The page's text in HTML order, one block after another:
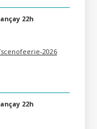
22h
2026
22h